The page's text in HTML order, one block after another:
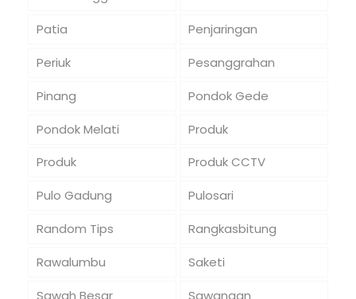
Patia
Penjaringan
Periuk
Pesanggrahan
Pinang
Pondok Gede
Pondok Melati
Produk
Produk
Produk CCTV
Pulo Gadung
Pulosari
Random Tips
Rangkasbitung
Rawalumbu
Saketi
Sawah Besar
Sawangan